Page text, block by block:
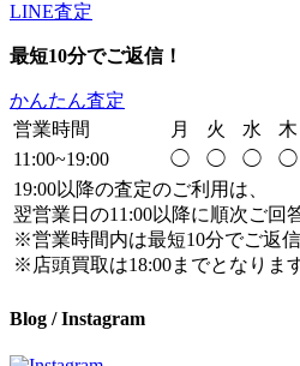
LINE査定
最短10分でご返信！
かんたん査定
営業時間
月 火 水 木
11:00~19:00
◯ ◯ ◯ ◯
19:00以降の査定のご利用は、
翌営業日の11:00以降に順次ご回
※営業時間内は最短10分でご返信
※店頭買取は18:00までとなりま
Blog / Instagram